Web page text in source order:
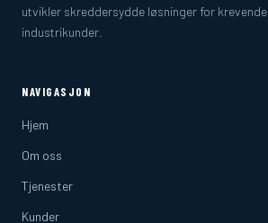
utvikler skreddersydde løsninger for krevende
industrikunder.
NAVIGASJON
Hjem
Om oss
Tjenester
Kunder